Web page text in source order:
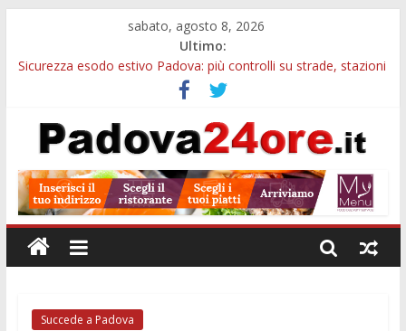
sabato, agosto 8, 2026
Ultimo:
Sicurezza esodo estivo Padova: più controlli su strade, stazioni
Calici di Stelle Arzergrande: astronomia, musica e sapori al
Casone Azzurro
Notizie di Padova alle ore 10: censimento a Monselice, arresto
Notizie di Padova alle ore 23: maltrattamenti, arresto a
Limena e progetto Cool Shop
Bando sicurezza urbana Veneto: 650mila euro per Comuni e
Polizie locali
Succede a Padova